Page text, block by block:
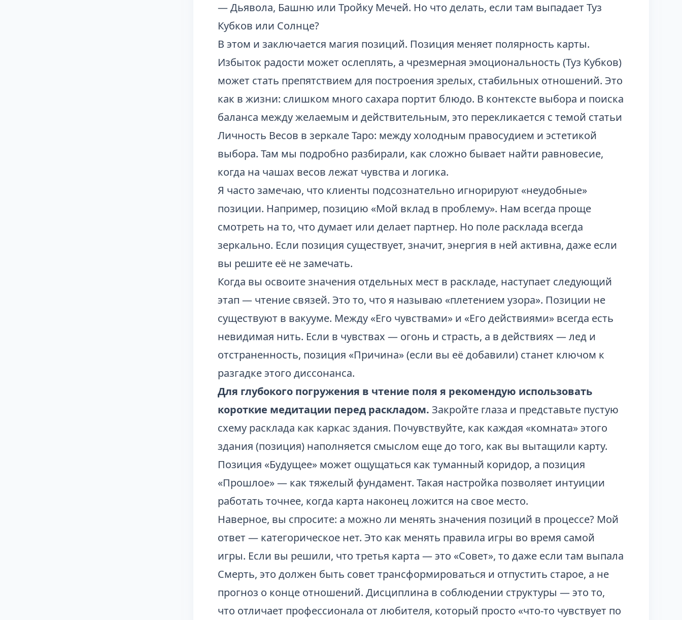
— Дьявола, Башню или Тройку Мечей. Но что делать, если там выпадает Туз
Кубков или Солнце?
В этом и заключается магия позиций. Позиция меняет полярность карты.
Избыток радости может ослеплять, а чрезмерная эмоциональность (Туз Кубков)
может стать препятствием для построения зрелых, стабильных отношений. Это
как в жизни: слишком много сахара портит блюдо. В контексте выбора и поиска
баланса между желаемым и действительным, это перекликается с темой статьи
Личность Весов в зеркале Таро: между холодным правосудием и эстетикой
выбора. Там мы подробно разбирали, как сложно бывает найти равновесие,
когда на чашах весов лежат чувства и логика.
Я часто замечаю, что клиенты подсознательно игнорируют «неудобные»
позиции. Например, позицию «Мой вклад в проблему». Нам всегда проще
смотреть на то, что думает или делает партнер. Но поле расклада всегда
зеркально. Если позиция существует, значит, энергия в ней активна, даже если
вы решите её не замечать.
Когда вы освоите значения отдельных мест в раскладе, наступает следующий
этап — чтение связей. Это то, что я называю «плетением узора». Позиции не
существуют в вакууме. Между «Его чувствами» и «Его действиями» всегда есть
невидимая нить. Если в чувствах — огонь и страсть, а в действиях — лед и
отстраненность, позиция «Причина» (если вы её добавили) станет ключом к
разгадке этого диссонанса.
Для глубокого погружения в чтение поля я рекомендую использовать
короткие медитации перед раскладом. Закройте глаза и представьте пустую
схему расклада как каркас здания. Почувствуйте, как каждая «комната» этого
здания (позиция) наполняется смыслом еще до того, как вы вытащили карту.
Позиция «Будущее» может ощущаться как туманный коридор, а позиция
«Прошлое» — как тяжелый фундамент. Такая настройка позволяет интуиции
работать точнее, когда карта наконец ложится на свое место.
Наверное, вы спросите: а можно ли менять значения позиций в процессе? Мой
ответ — категорическое нет. Это как менять правила игры во время самой
игры. Если вы решили, что третья карта — это «Совет», то даже если там выпала
Смерть, это должен быть совет трансформироваться и отпустить старое, а не
прогноз о конце отношений. Дисциплина в соблюдении структуры — это то,
что отличает профессионала от любителя, который просто «что-то чувствует по